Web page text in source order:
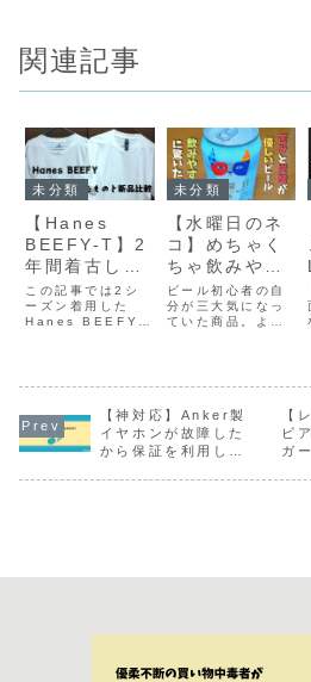
関連記事
未分類
【Hanes
BEEFY-T】2
年間着古した
白Tシャツを
新品と比較し
てみる【レビ
この記事では2シ
ーズン着用した
Hanes BEEFY-T
未分類
【水曜日のネ
コ】めちゃく
ちゃ飲みやす
い！苦みが弱
く華やかな香
りと甘さが際
ビール初心者の自
分が三大気になっ
ていた商品。よな
ャレでずっと気に
なっていたんです
けど、自宅周辺の
スーパーやコンビ
【神対応】Anker製
イヤホンが故障した
から保証を利用して
【
ビ
ガ